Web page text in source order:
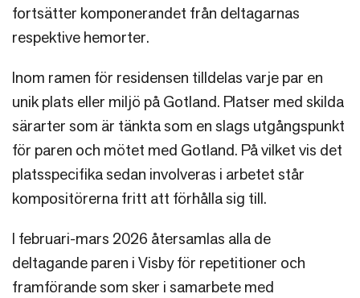
fortsätter komponerandet från deltagarnas
respektive hemorter.
Inom ramen för residensen tilldelas varje par en
unik plats eller miljö på Gotland. Platser med skilda
särarter som är tänkta som en slags utgångspunkt
för paren och mötet med Gotland. På vilket vis det
platsspecifika sedan involveras i arbetet står
kompositörerna fritt att förhålla sig till.
I februari-mars 2026 återsamlas alla de
deltagande paren i Visby för repetitioner och
framförande som sker i samarbete med